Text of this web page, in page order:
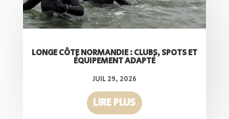
LONGE CÔTE NORMANDIE : CLUBS, SPOTS ET
ÉQUIPEMENT ADAPTÉ
JUIL 29, 2026
LIRE PLUS